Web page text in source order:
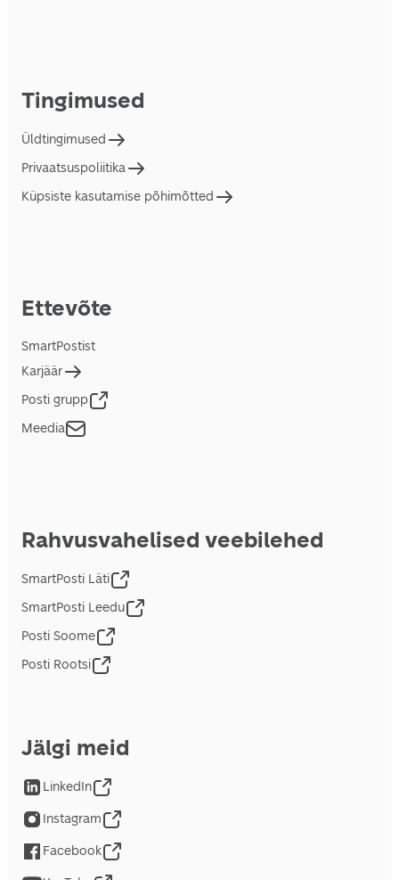
Tingimused
Üldtingimused
Privaatsuspoliitika
Küpsiste kasutamise põhimõtted
Ettevõte
SmartPostist
Karjäär
Posti grupp
Meedia
Rahvusvahelised veebilehed
SmartPosti Läti
SmartPosti Leedu
Posti Soome
Posti Rootsi
Jälgi meid
LinkedIn
Instagram
Facebook